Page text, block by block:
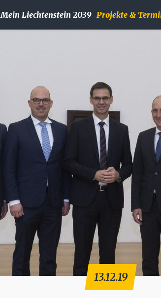
Mein Liechtenstein 2039 Projekte &
13.12.19